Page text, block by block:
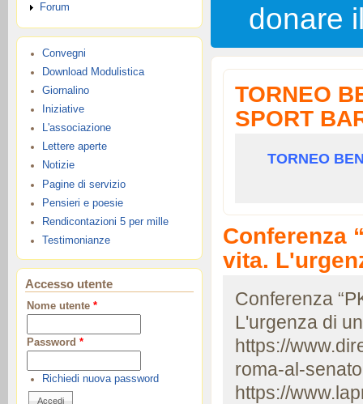
Forum
Convegni
Download Modulistica
Giornalino
Iniziative
L'associazione
Lettere aperte
Notizie
Pagine di servizio
Pensieri e poesie
Rendicontazioni 5 per mille
Testimonianze
Accesso utente
Nome utente *
Password *
Richiedi nuova password
donare
TORNEO
SPORT
TORNEO
Conferenza
vita.
Conferenza
L'urgenza di
https://
roma-al-
https://